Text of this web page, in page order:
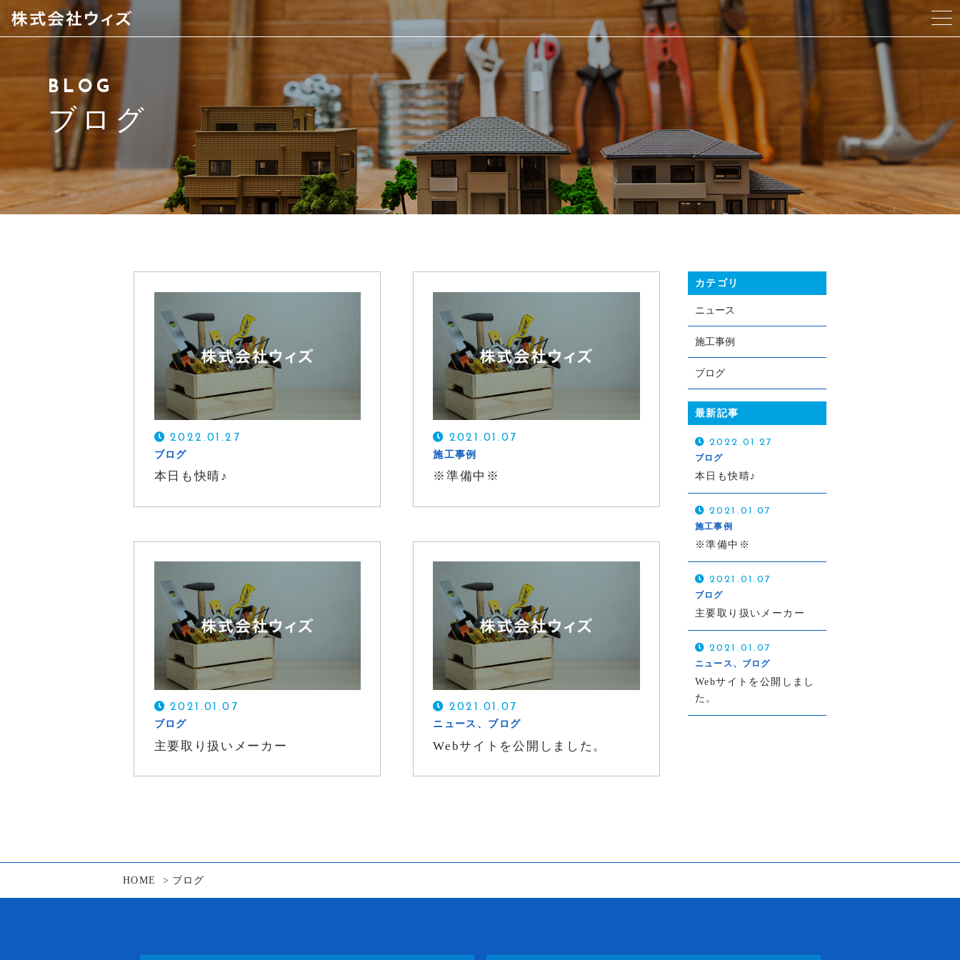
アクセス
CONTACT
無料ご相談・お問い合わせ
Webからの受付
お問い合わせフォーム
お電話での受付
093-342-9721
受付時間：8:00～19:00（不定休）
BLOG
ブログ
2022.01.27
ブログ
本日も快晴♪
2021.01.07
施工事例
※準備中※
2021.01.07
ブログ
主要取り扱いメーカー
2021.01.07
ニュース、ブログ
Webサイトを公開しました。
カテゴリ
ニュース
施工事例
ブログ
最新記事
2022.01.27
ブログ
本日も快晴♪
2021.01.07
施工事例
※準備中※
2021.01.07
ブログ
主要取り扱いメーカー
2021.01.07
ニュース、ブログ
Webサイトを公開しまし
た。
HOME ブログ